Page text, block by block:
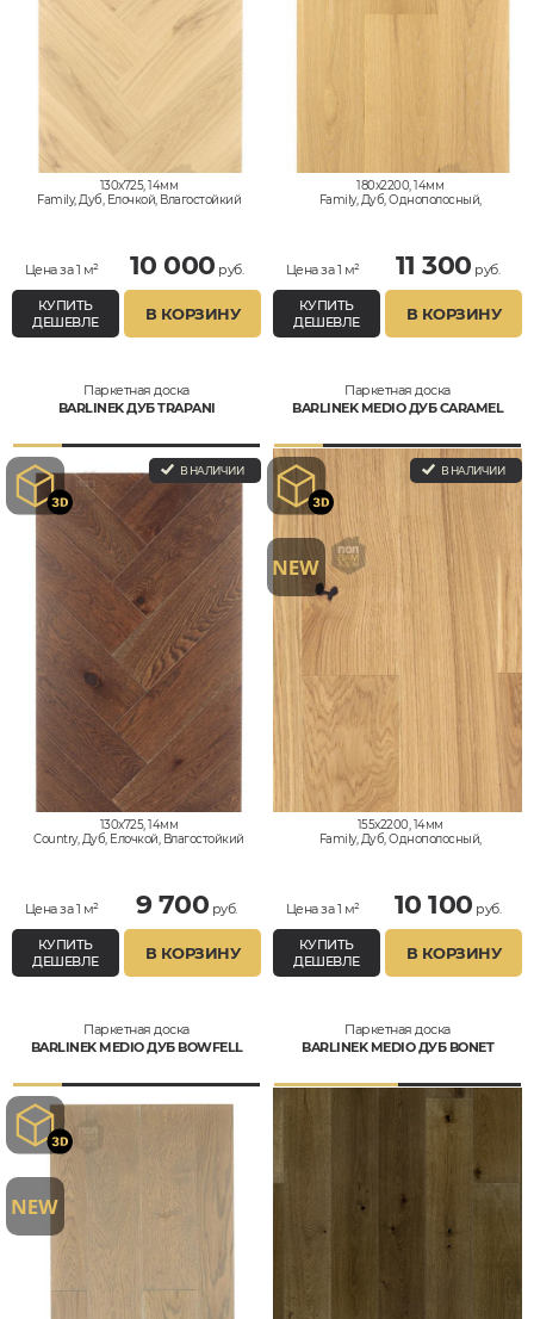
130x725, 14мм
Family, Дуб, Елочкой, Влагостойкий
Цена за 1 м² 10 000 руб.
КУПИТЬ
ДЕШЕВЛЕ
В КОРЗИНУ
180x2200, 14мм
Family, Дуб, Однополосный,
Цена за 1 м² 11 300 руб.
КУПИТЬ
ДЕШЕВЛЕ
В КОРЗИНУ
Паркетная доска
BARLINEK ДУБ TRAPANI
В НАЛИЧИИ
130x725, 14мм
Country, Дуб, Елочкой, Влагостойкий
Цена за 1 м² 9 700 руб.
КУПИТЬ
ДЕШЕВЛЕ
В КОРЗИНУ
Паркетная доска
BARLINEK MEDIO ДУБ CARAMEL
В НАЛИЧИИ
155x2200, 14мм
Family, Дуб, Однополосный,
Цена за 1 м² 10 100 руб.
КУПИТЬ
ДЕШЕВЛЕ
В КОРЗИНУ
Паркетная доска
BARLINEK MEDIO ДУБ BOWFELL
Паркетная доска
BARLINEK MEDIO ДУБ BONET